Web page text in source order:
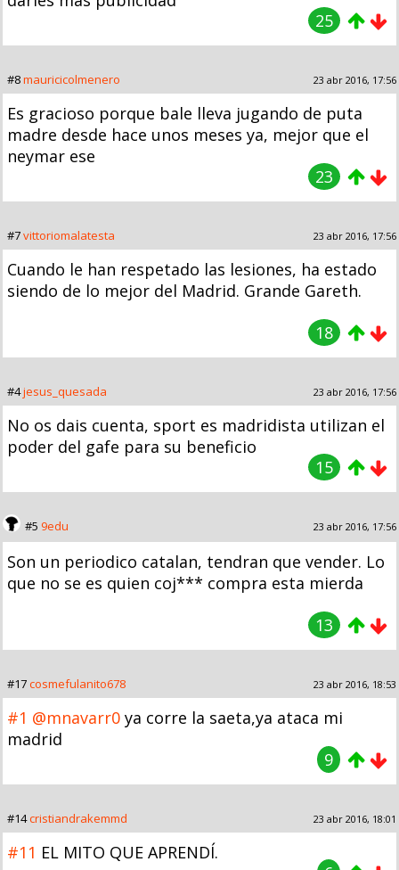
25
#8mauricicolmenero 23 abr 2016, 17:56
Es gracioso porque bale lleva jugando de puta
madre desde hace unos meses ya, mejor que el
neymar ese
23
#7vittoriomalatesta 23 abr 2016, 17:56
Cuando le han respetado las lesiones, ha estado
siendo de lo mejor del Madrid. Grande Gareth.
18
#4jesus_quesada 23 abr 2016, 17:56
No os dais cuenta, sport es madridista utilizan el
poder del gafe para su beneficio
15
#5 9edu 23 abr 2016, 17:56
Son un periodico catalan, tendran que vender. Lo
que no se es quien coj*** compra esta mierda
13
#17cosmefulanito678 23 abr 2016, 18:53
#1 @mnavarr0 ya corre la saeta,ya ataca mi
madrid
9
#14cristiandrakemmd 23 abr 2016, 18:01
#11 EL MITO QUE APRENDÍ.